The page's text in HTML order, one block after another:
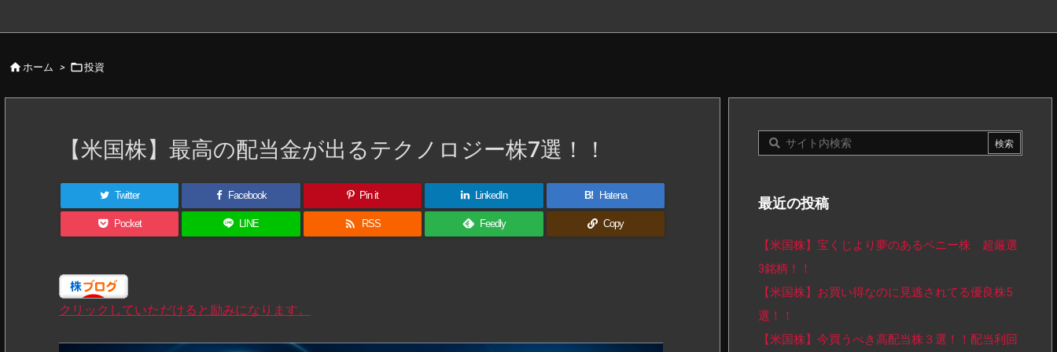
ホーム > 投資
【米国株】最高の配当金が出るテクノロジー株7選！！
Twitter Facebook Pin it LinkedIn B! Hatena
Pocket LINE  RSS Feedly Copy
クリックしていただけると励みになります。
最近の投稿
【米国株】宝くじより夢のあるペニー株 超厳選
3銘柄！！
【米国株】お買い得なのに見逃されてる優良株5
選！！
【米国株】今買うべき高配当株３選！！配当利回